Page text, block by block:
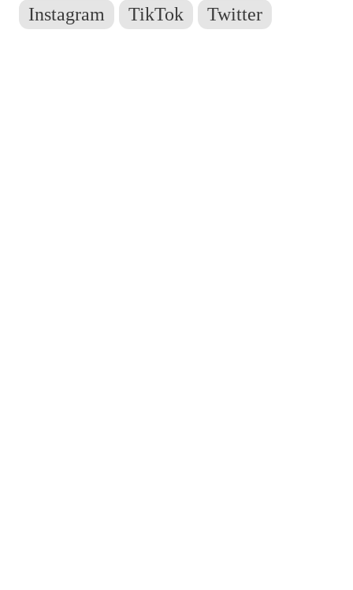
Instagram
TikTok Twitter